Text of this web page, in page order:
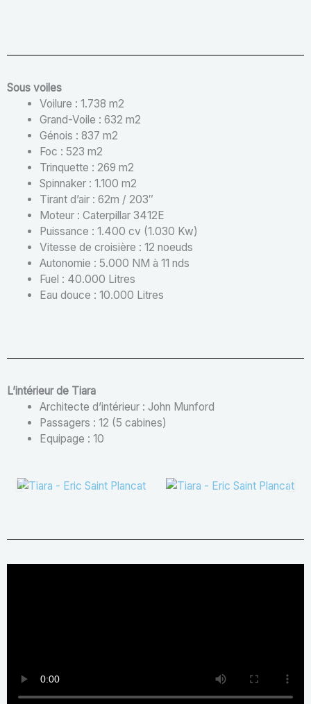
Sous voiles
Voilure : 1.738 m2
Grand-Voile : 632 m2
Génois : 837 m2
Foc : 523 m2
Trinquette : 269 m2
Spinnaker : 1.100 m2
Tirant d’air : 62m / 203″
Moteur : Caterpillar 3412E
Puissance : 1.400 cv (1.030 Kw)
Vitesse de croisière : 12 noeuds
Autonomie : 5.000 NM à 11 nds
Fuel : 40.000 Litres
Eau douce : 10.000 Litres
L’intérieur de Tiara
Architecte d’intérieur : John Munford
Passagers : 12 (5 cabines)
Equipage : 10